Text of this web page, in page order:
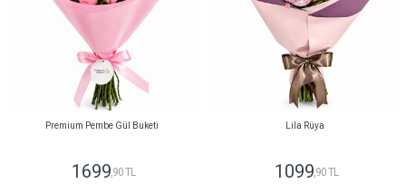
Premium Pembe Gül Buketi
1699,90 TL
Lila Rüya
1099,90 TL